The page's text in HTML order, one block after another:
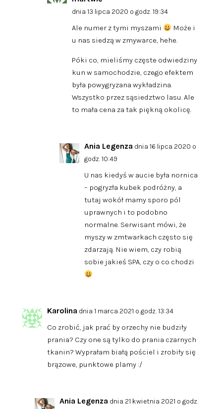
dnia 13 lipca 2020 o godz. 19:34
Ale numer z tymi myszami
Może i
u nas siedzą w zmywarce, hehe.
Póki co, mieliśmy częste odwiedziny
kun w samochodzie, czego efektem
była powygryzana wykładzina.
Wszystko przez sąsiedztwo lasu. Ale
to mała cena za tak piękną okolicę.
Ania Legenza dnia 16 lipca 2020 o
godz. 10:49
U nas kiedyś w aucie była nornica
– pogryzła kubek podróżny, a
tutaj wokół mamy sporo pól
uprawnych i to podobno
normalne. Serwisant mówi, że
myszy w zmtwarkach często się
zdarzają. Nie wiem, czy robią
sobie jakieś SPA, czy o co chodzi
Karolina dnia 1 marca 2021 o godz. 13:34
Co zrobić, jak prać by orzechy nie budziły
prania? Czy one są tylko do prania czarnych
tkanin? Wyprałam białą pościel i zrobiły się
brązowe, punktowe plamy :/
Ania Legenza dnia 21 kwietnia 2021 o godz.